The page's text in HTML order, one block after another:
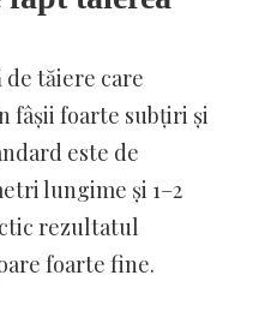
tăiere care
fâșii foarte subțiri și
este de
lungime și 1–2
rezultatul
foarte fine.